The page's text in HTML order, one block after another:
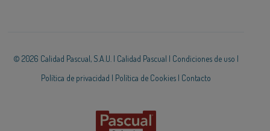
© 2026 Calidad Pascual, S.A.U. | Calidad Pascual | Condiciones de uso |
Política de privacidad | Política de Cookies | Contacto